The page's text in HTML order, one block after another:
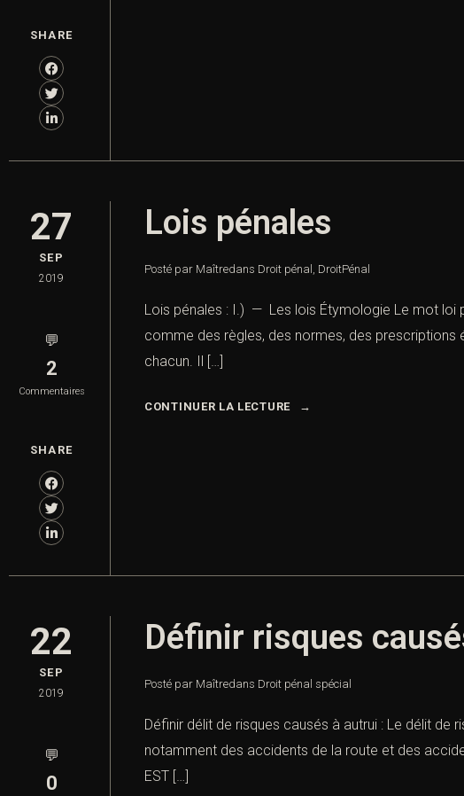
SHARE
27
SEP
2019
💬
2
Commentaires
SHARE
Lois pénales
Posté par Maîtredans Droit pénal , DroitPénal
Lois pénales : I.) — Les lois Étymologie Le mot loi
comme des règles, des normes, des prescriptions
chacun. Il […]
CONTINUER LA LECTURE
22
SEP
2019
💬
0
Définir risques
Posté par Maîtredans Droit pénal spécial
Définir délit de risques causés à autrui : Le délit de
notamment des accidents de la route et des
EST […]